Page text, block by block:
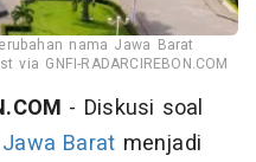
nama Jawa Barat
GNFI-RADARCIREBON.COM
- Diskusi soal
Jawa Barat menjadi